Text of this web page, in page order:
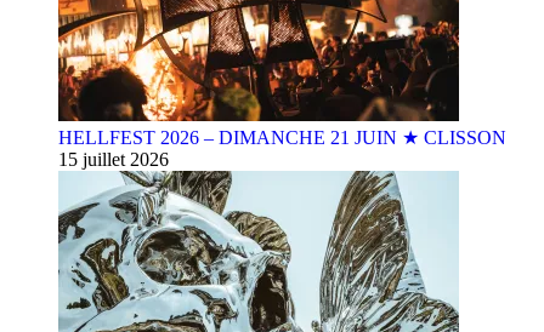
HELLFEST 2026 – DIMANCHE 21 JUIN ★ CLISSON
15 juillet 2026